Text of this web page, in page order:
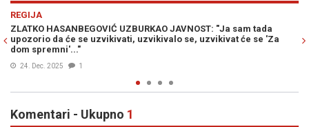
sam tada
će se 'Za
HASANBEGOVIĆ BIJESAN ZBOG UKIDANJA
ZAGREBU: "To je jugoslavenski, komunistički
hrvatsko narodno pamćenje...."
Komentari - Ukupno 1